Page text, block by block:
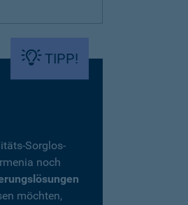
TIPP!
Sorglos-
noch
möchten,